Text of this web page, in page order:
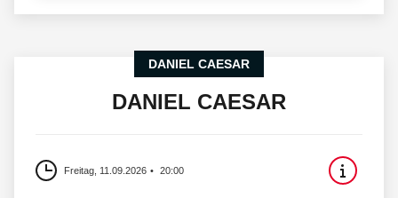
DANIEL CAESAR
DANIEL CAESAR
Freitag, 11.09.2026 20:00